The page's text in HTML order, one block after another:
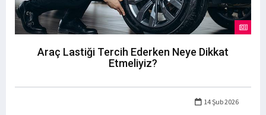
Araç Lastiği Tercih Ederken Neye Dikkat
Etmeliyiz?
14 Şub 2026